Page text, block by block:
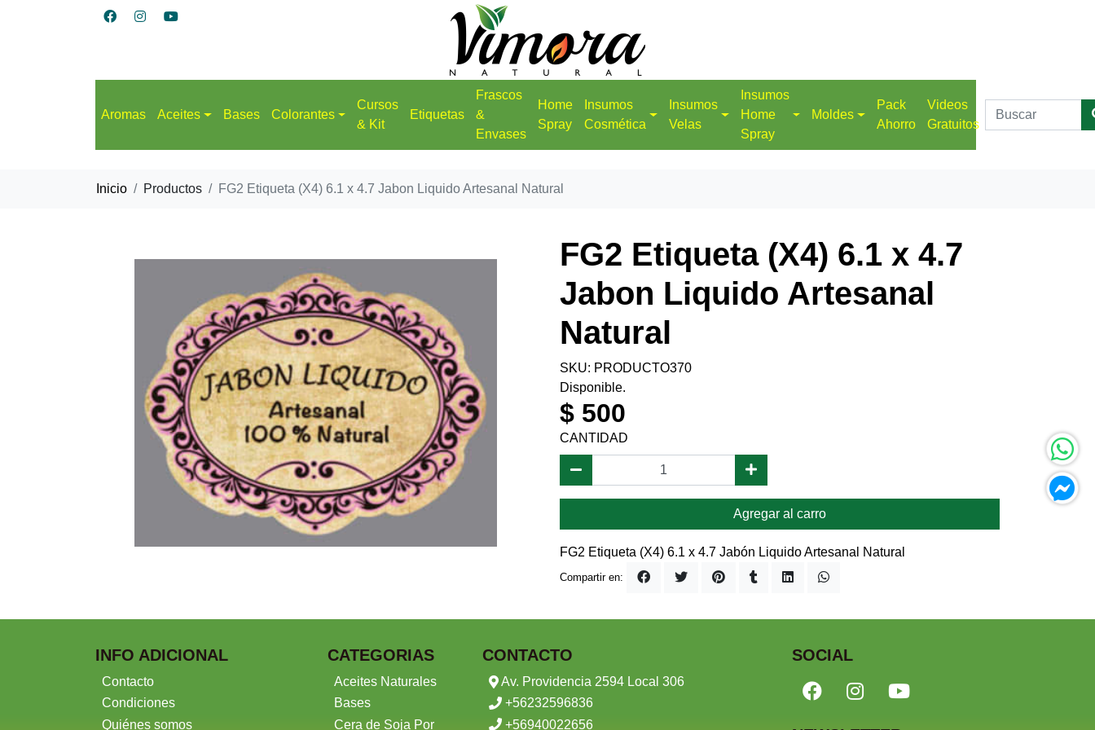
Aromas Aceites Bases Colorantes
Cursos
& Kit
Etiquetas
Frascos
&
Envases
Home
Spray
Insumos
Cosmética
Insumos
Velas
Insumos
Home
Spray
Moldes
Pack
Ahorro
Videos
Gratuitos
Inicio Productos FG2 Etiqueta (X4) 6.1 x 4.7 Jabon Liquido Artesanal Natural
FG2 Etiqueta (X4) 6.1 x 4.7
Jabon Liquido Artesanal
Natural
SKU: PRODUCTO370
Disponible.
$ 500
CANTIDAD
Agregar al carro
FG2 Etiqueta (X4) 6.1 x 4.7 Jabón Liquido Artesanal Natural
Compartir en:
INFO ADICIONAL
Contacto
Condiciones
Quiénes somos
CATEGORIAS
Aceites Naturales
Bases
Cera de Soja Por
CONTACTO
Av. Providencia 2594 Local 306
+56232596836
+56940022656
SOCIAL